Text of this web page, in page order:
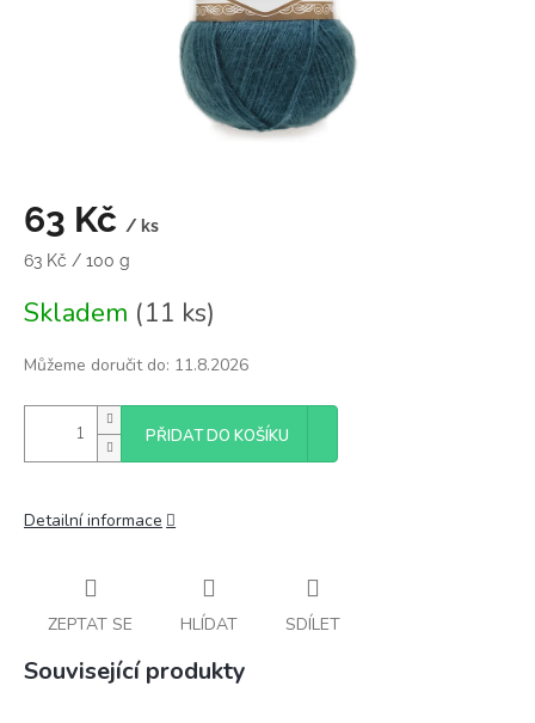
63 Kč / ks
Měrná
63 Kč / 100 g
Skladem (11 ks)
Můžeme doručit do: 11.8.2026
PŘIDAT DO KOŠÍKU
Detailní informace
ZEPTAT SE HLÍDAT SDÍLET
Související produkty